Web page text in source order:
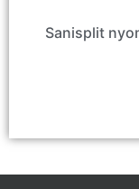
Sanisplit